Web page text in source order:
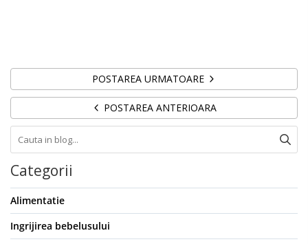
POSTAREA URMATOARE
POSTAREA ANTERIOARA
Categorii
Alimentatie
Ingrijirea bebelusului